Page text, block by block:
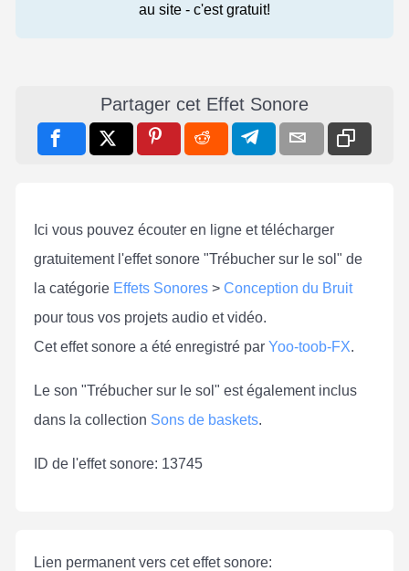
au site - c'est gratuit!
Partager cet Effet Sonore
Ici vous pouvez écouter en ligne et télécharger
gratuitement l'effet sonore "Trébucher sur le sol" de
la catégorie Effets Sonores > Conception du Bruit
pour tous vos projets audio et vidéo.
Cet effet sonore a été enregistré par Yoo-toob-FX.
Le son "Trébucher sur le sol" est également inclus
dans la collection Sons de baskets.
ID de l'effet sonore: 13745
Lien permanent vers cet effet sonore: